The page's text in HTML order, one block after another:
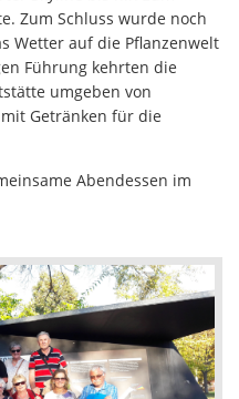
Zum Schluss wurde noch
Wetter auf die Pflanzenwelt
Führung kehrten die
umgeben von
Getränken für die
Abendessen im